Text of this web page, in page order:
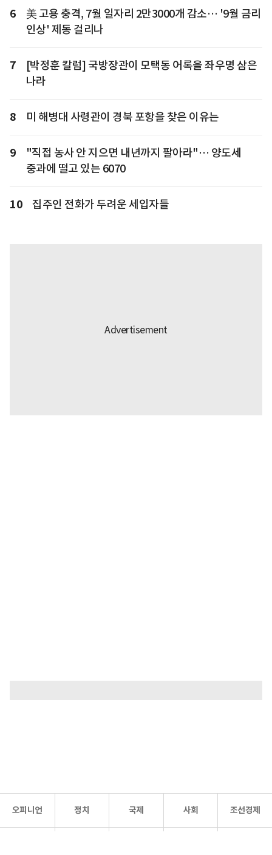
6
美 고용 충격, 7월 일자리 2만3000개 감소… '9월 금리
인상' 제동 걸리나
7
[박정훈 칼럼] 국방장관이 모택동 어록을 좌우명 삼은
나라
8 미 해병대 사령관이 경북 포항을 찾은 이유는
9
"직접 농사 안 지으면 내년까지 팔아라"… 양도세
중과에 떨고 있는 6070
10 집주인 전화가 두려운 세입자들
오피니언 정치 국제 사회 조선경제